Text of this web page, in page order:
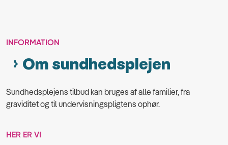
INFORMATION
Om sundhedsplejen
Sundhedsplejens tilbud kan bruges af alle familier, fra
graviditet og til undervisningspligtens ophør.
HER ER VI